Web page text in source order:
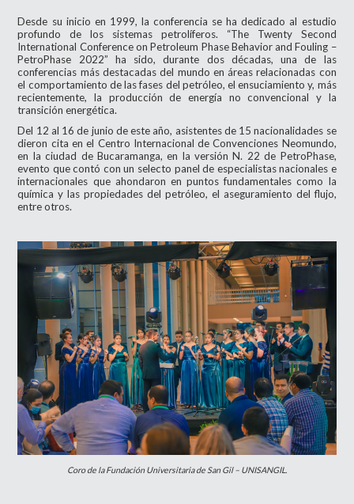
Desde su inicio en 1999, la conferencia se ha dedicado al estudio
profundo de los sistemas petrolíferos. “The Twenty Second
International Conference on Petroleum Phase Behavior and Fouling –
PetroPhase 2022” ha sido, durante dos décadas, una de las
conferencias más destacadas del mundo en áreas relacionadas con
el comportamiento de las fases del petróleo, el ensuciamiento y, más
recientemente, la producción de energía no convencional y la
transición energética.
Del 12 al 16 de junio de este año, asistentes de 15 nacionalidades se
dieron cita en el Centro Internacional de Convenciones Neomundo,
en la ciudad de Bucaramanga, en la versión N. 22 de PetroPhase,
evento que contó con un selecto panel de especialistas nacionales e
internacionales que ahondaron en puntos fundamentales como la
química y las propiedades del petróleo, el aseguramiento del flujo,
entre otros.
Coro de la Fundación Universitaria de San Gil – UNISANGIL.